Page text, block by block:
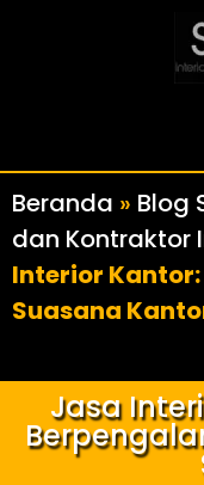
Beranda » Blog
dan Kontraktor
Interior
Suasana
Jasa